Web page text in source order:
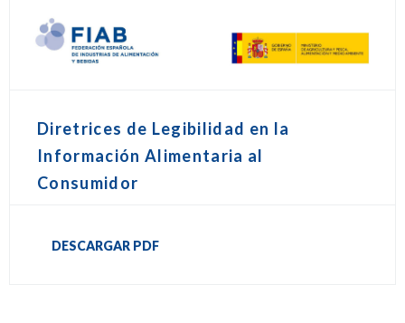
Diretrices de Legibilidad en la
Información Alimentaria al
Consumidor
DESCARGAR PDF